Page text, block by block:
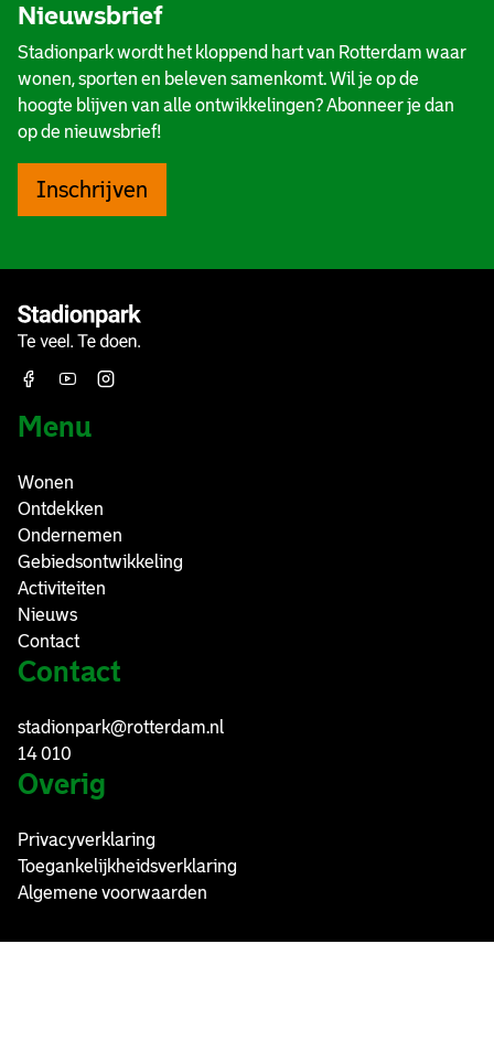
Nieuwsbrief
Stadionpark wordt het kloppend hart van Rotterdam waar
wonen, sporten en beleven samenkomt. Wil je op de
hoogte blijven van alle ontwikkelingen? Abonneer je dan
op de nieuwsbrief!
Inschrijven
Menu
Wonen
Ontdekken
Ondernemen
Gebiedsontwikkeling
Activiteiten
Nieuws
Contact
Contact
stadionpark@rotterdam.nl
14 010
Overig
Privacyverklaring
Toegankelijkheidsverklaring
Algemene voorwaarden